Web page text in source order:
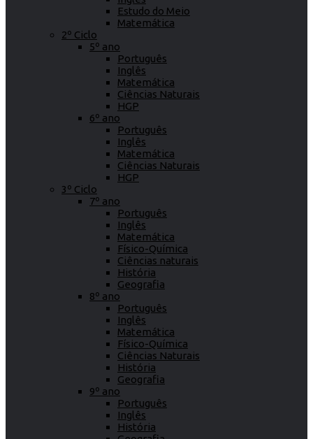
Estudo do Meio
Matemática
2º Ciclo
5º ano
Português
Inglês
Matemática
Ciências Naturais
HGP
6º ano
Português
Inglês
Matemática
Ciências Naturais
HGP
3º Ciclo
7º ano
Português
Inglês
Matemática
Físico-Química
Ciências naturais
História
Geografia
8º ano
Português
Inglês
Matemática
Físico-Química
Ciências Naturais
História
Geografia
9º ano
Português
Inglês
História